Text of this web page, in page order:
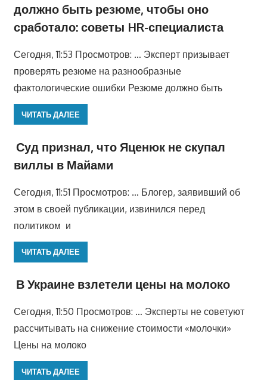
должно быть резюме, чтобы оно
сработало: советы HR-специалиста
Сегодня, 11:53 Просмотров: … Эксперт призывает
проверять резюме на разнообразные
фактологические ошибки Резюме должно быть
ЧИТАТЬ ДАЛЕЕ
Суд признал, что Яценюк не скупал
виллы в Майами
Сегодня, 11:51 Просмотров: … Блогер, заявивший об
этом в своей публикации, извинился перед
политиком и
ЧИТАТЬ ДАЛЕЕ
В Украине взлетели цены на молоко
Сегодня, 11:50 Просмотров: … Эксперты не советуют
рассчитывать на снижение стоимости «молочки»
Цены на молоко
ЧИТАТЬ ДАЛЕЕ